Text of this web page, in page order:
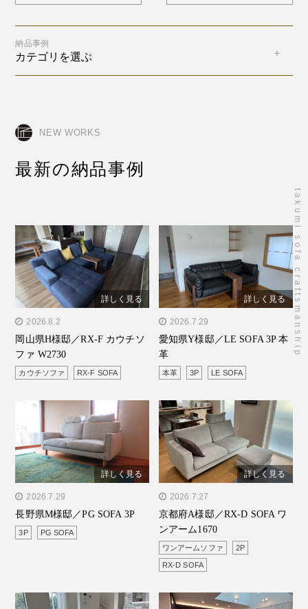
takumi sofa craftsmanship
納品事例
カテゴリを選ぶ
NEW WORKS
最新の納品事例
" alt="岡山県H様邸／RX-F
カウチソファ W2730"/>
詳しく見る
2026.8.2
岡山県H様邸／RX-F カウチソ
ファ W2730
カウチソファ RX-F SOFA
" alt="愛知県Y様邸／LE
SOFA 3P 本革"/>
詳しく見る
2026.7.29
愛知県Y様邸／LE SOFA 3P 本
革
本革 3P LE SOFA
" alt="長野県M様邸／PG
SOFA 3P"/>
詳しく見る
2026.7.29
長野県M様邸／PG SOFA 3P
3P PG SOFA
" alt="京都府A様邸／RX-D
SOFA ワンアーム1670"/>
詳しく見る
2026.7.27
京都府A様邸／RX-D SOFA ワ
ンアーム1670
ワンアームソファ 2P
RX-D SOFA